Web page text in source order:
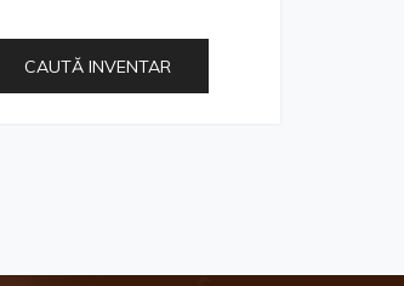
CAUTĂ INVENTAR